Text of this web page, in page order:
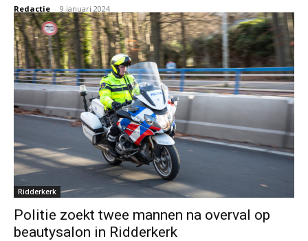
Redactie - 9 januari 2024
Ridderkerk
Politie zoekt twee mannen na overval op
beautysalon in Ridderkerk